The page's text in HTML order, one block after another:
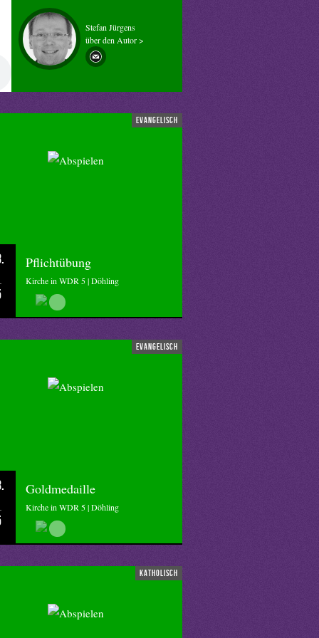
Stefan Jürgens
über den Autor >
evangelisch
Pflichtübung
Kirche in WDR 5 | Döhling
evangelisch
Goldmedaille
Kirche in WDR 5 | Döhling
katholisch